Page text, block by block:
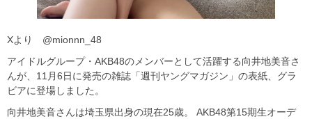
Xより @mionnn_48
アイドルグループ・AKB48のメンバーとして活躍する向井地美音さ
んが、11月6日に発売の雑誌「週刊ヤングマガジン」の表紙、グラ
ビアに登場しました。
向井地美音さんは埼玉県出身の現在25歳。 AKB48第15期生オーデ